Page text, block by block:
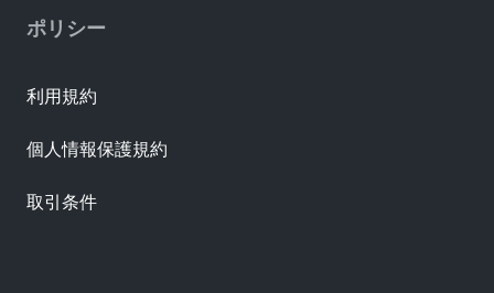
ポリシー
利用規約
個人情報保護規約
取引条件